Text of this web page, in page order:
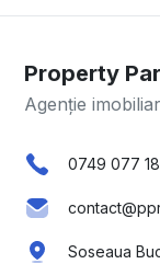
Property
Agenție
0749 077
Soseaua